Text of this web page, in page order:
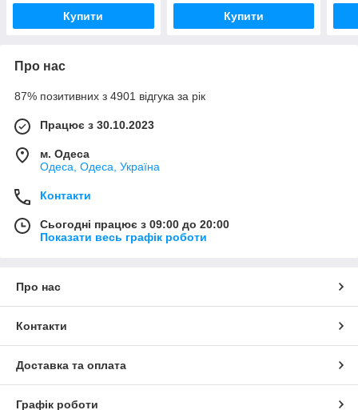
Купити Купити
Про нас
87% позитивних з 4901 відгука за рік
Працює з 30.10.2023
м. Одеса
Одеса, Одеса, Україна
Контакти
Сьогодні працює з 09:00 до 20:00
Показати весь графік роботи
Про нас
Контакти
Доставка та оплата
Графік роботи